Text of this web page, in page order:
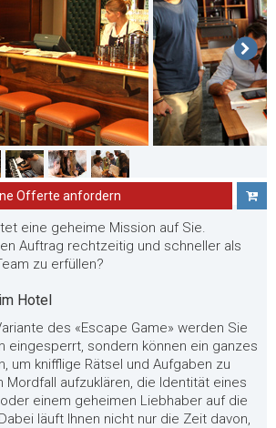
Offerte anfordern
eine geheime Mission auf Sie.
Auftrag rechtzeitig und schneller als
zu erfüllen?
Hotel
des «Escape Game» werden Sie
eingesperrt, sondern können ein ganzes
um knifflige Rätsel und Aufgaben zu
Mordfall aufzuklären, die Identität eines
einem geheimen Liebhaber auf die
läuft Ihnen nicht nur die Zeit davon,